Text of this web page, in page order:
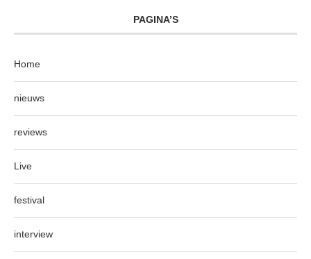
PAGINA’S
Home
nieuws
reviews
Live
festival
interview